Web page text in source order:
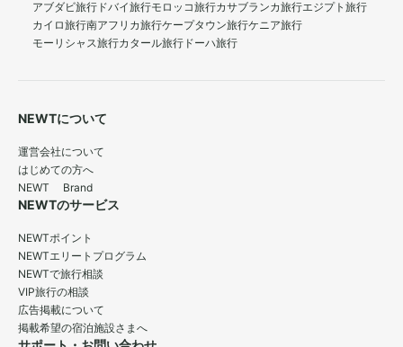
アブダビ旅行 ドバイ旅行モロッコ旅行カサブランカ旅行エジプト旅行
カイロ旅行南アフリカ旅行ケープタウン旅行ケニア旅行
モーリシャス旅行カタール旅行 ドーハ旅行
NEWTについて
運営会社について
はじめての方へ
NEWT Brand
NEWTのサービス
NEWTポイント
NEWTエリートプログラム
NEWTで旅行相談
VIP旅行の相談
広告掲載について
掲載希望の宿泊施設さまへ